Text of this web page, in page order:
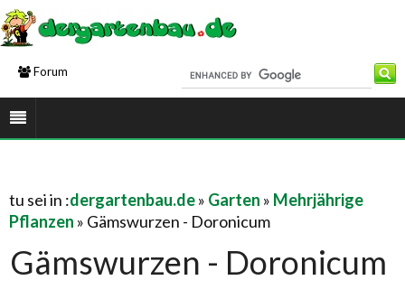
Forum
tu sei in :dergartenbau.de» Garten » Mehrjährige
Pflanzen » Gämswurzen - Doronicum
Gämswurzen - Doronicum